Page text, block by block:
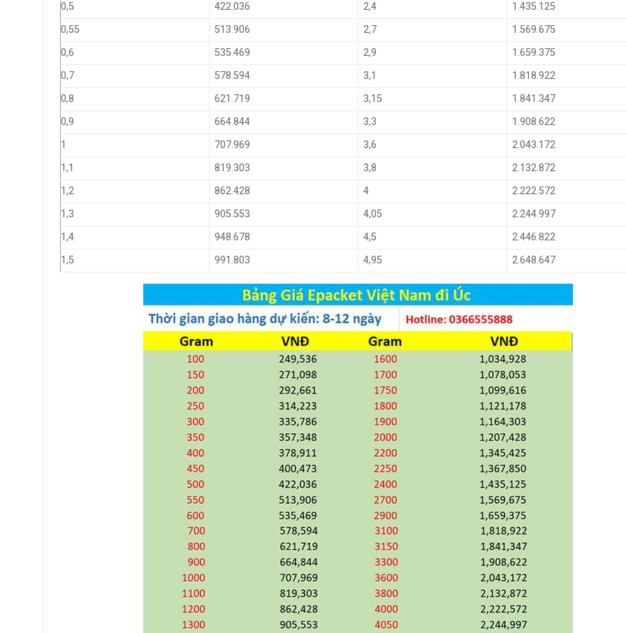
0,5
422.036 2,4
1.435.125
0,55
513.906 2,7
1.569.675
0,6
535.469 2,9
1.659.375
0,7
578.594 3,1
1.818.922
0,8
621.719 3,15
1.841.347
0,9
664.844 3,3
1.908.622
1
707.969 3,6
2.043.172
1,1
819.303 3,8
2.132.872
1,2
862.428 4
2.222.572
1,3
905.553 4,05
2.244.997
1,4
948.678 4,5
2.446.822
1,5
991.803 4,95 2.648.647